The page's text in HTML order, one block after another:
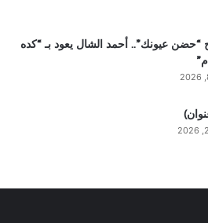
“حضن عيونك”.. أحمد الشال يعود بـ “كده